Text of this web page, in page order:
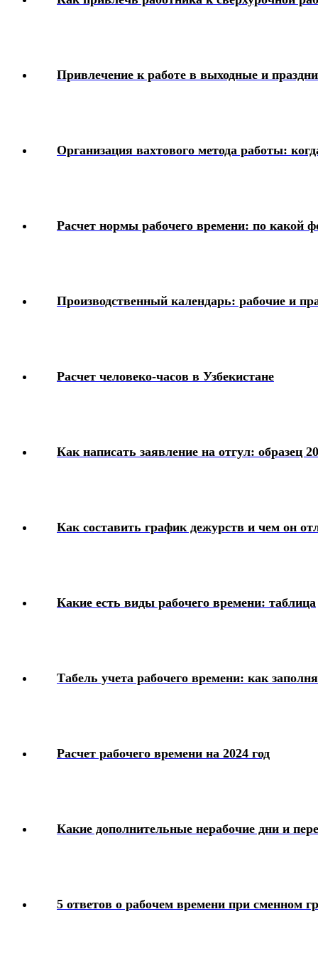
Привлечение к работе в выходные и
Организация вахтового метода работы:
Расчет нормы рабочего времени: по какой
Производственный календарь: рабочие и
Расчет человеко-часов в Узбекистане
Как написать заявление на отгул: образец
Как составить график дежурств и чем он
Какие есть виды рабочего времени: таблица
Табель учета рабочего времени: как
Расчет рабочего времени на 2024 год
Какие дополнительные нерабочие дни и
5 ответов о рабочем времени при сменном